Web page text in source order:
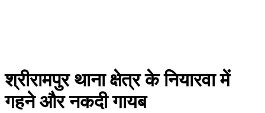
श्रीरामपुर थाना क्षेत्र के नियारवा में
गहने और नकदी गायब